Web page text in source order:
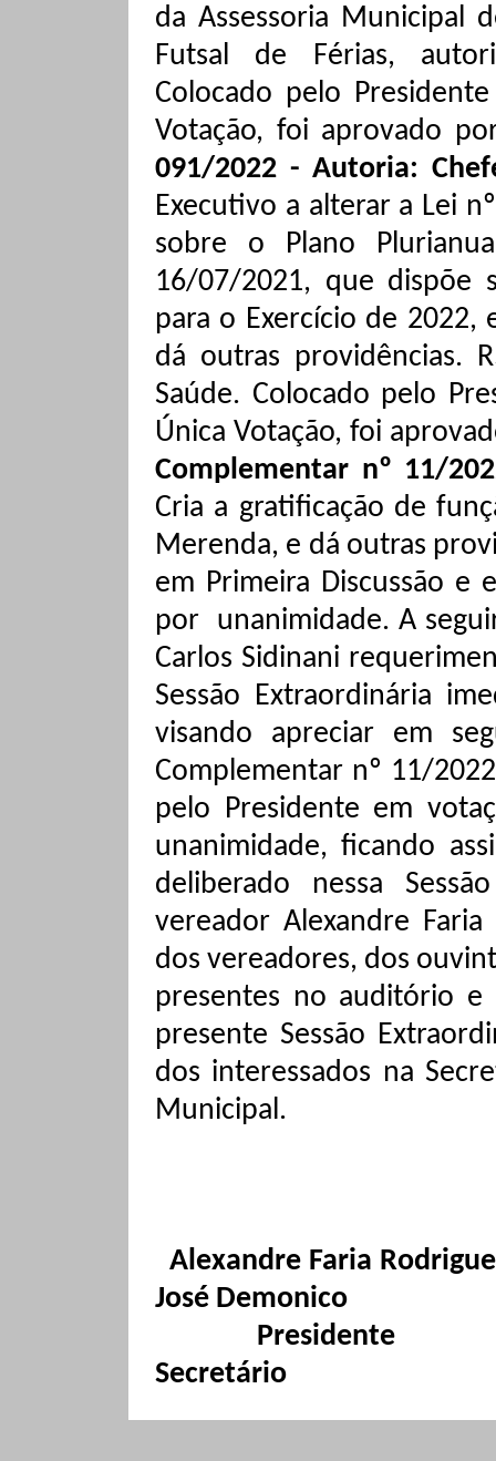
da Assessoria Municipal
Futsal de Férias,
Colocado pelo
Votação, foi aprovado
091/2022 - Autoria:
Executivo a alterar a Lei
sobre o Plano
16/07/2021, que dispõe
para o Exercício de 2022,
dá outras providências.
Saúde. Colocado pelo
Única Votação, foi
Complementar nº 11/
Cria a gratificação de
Merenda, e dá outras
em Primeira Discussão e
por
unanimidade. A
Carlos Sidinani
Sessão Extraordinária
visando apreciar em
Complementar nº 11/
pelo Presidente em
unanimidade, ficando
deliberado nessa
vereador Alexandre
dos vereadores, dos
presentes no auditório e
presente Sessão
dos interessados na
Municipal.
Alexandre Faria
José Demonico
Presidente
Secretário